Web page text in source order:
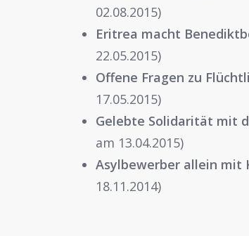
02.08.2015)
Eritrea macht
22.05.2015)
Offene Fragen zu
17.05.2015)
Gelebte Solidarität mit
am 13.04.2015)
Asylbewerber allein mit
18.11.2014)